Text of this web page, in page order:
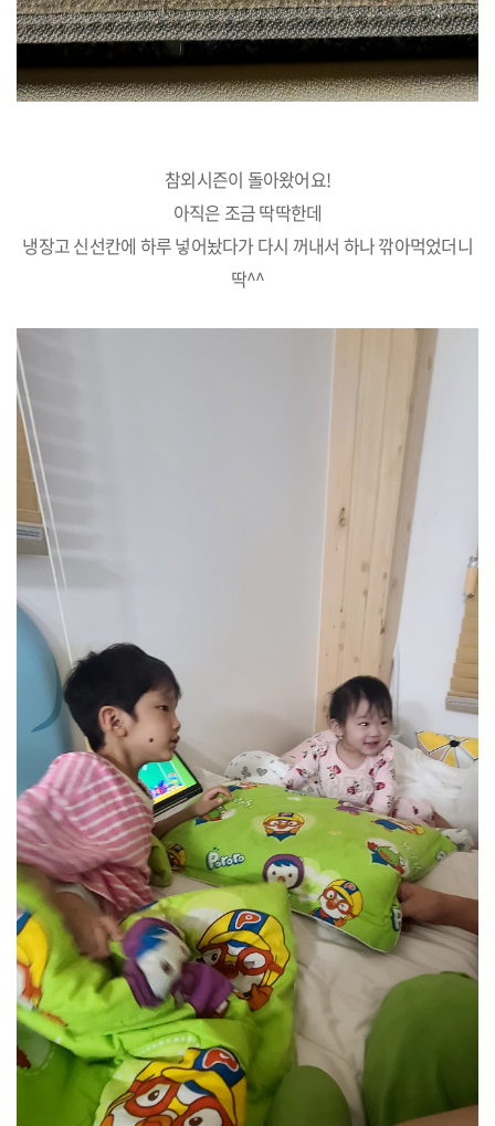
참외시즌이 돌아왔어요!
아직은 조금 딱딱한데
냉장고 신선칸에 하루 넣어놨다가 다시 꺼내서 하나 깎아먹었더니
딱^^